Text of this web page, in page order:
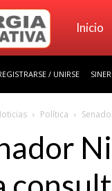
Sinergia
Inicio
/ UNIRSE
Política